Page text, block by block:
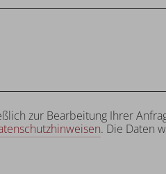
zur Bearbeitung Ihrer
. Die Daten